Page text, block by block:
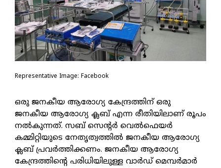
Representative Image: Facebook
ഒരു ജനകീയ ആരോഗ്യ കേന്ദ്രത്തിന് ഒരു
ജനകീയ ആരോഗ്യ ക്ലബ് എന്ന രീതിയിലാണ് രൂപം
നല്‍കുന്നത്. സബ് സെന്റര്‍ വെല്‍ഫെയര്‍
കമ്മിറ്റിയുടെ നേതൃത്വത്തില്‍ ജനകീയ ആരോഗ്യ
ക്ലബ് പ്രവര്‍ത്തിക്കണം. ജനകീയ ആരോഗ്യ
കേന്ദ്രത്തിന്റെ പരിധിയിലുള്ള വാര്‍ഡ് മെമ്പര്‍മാര്‍